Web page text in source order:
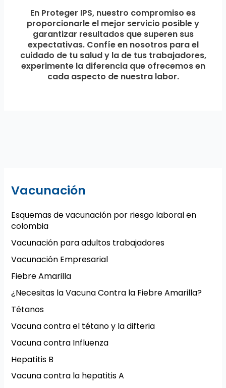
Vacunación
Esquemas de vacunación por riesgo laboral en
colombia
Vacunación para adultos trabajadores
Vacunación Empresarial
Fiebre Amarilla
¿Necesitas la Vacuna Contra la Fiebre Amarilla?
Tétanos
Vacuna contra el tétano y la difteria
Vacuna contra Influenza
Hepatitis B
Vacuna contra la hepatitis A
En Proteger IPS, nuestro compromiso es
proporcionarle el mejor servicio posible y
garantizar resultados que superen sus
expectativas. Confíe en nosotros para el
cuidado de tu salud y la de tus trabajadores,
experimente la diferencia que ofrecemos en
cada aspecto de nuestra labor.